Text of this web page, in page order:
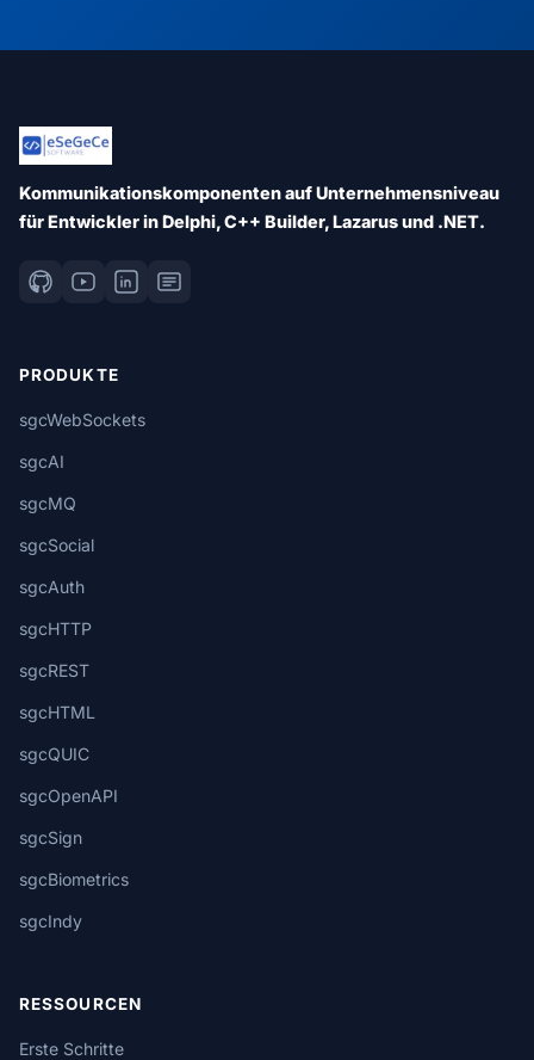
Kommunikationskomponenten auf Unternehmensniveau
für Entwickler in Delphi, C++ Builder, Lazarus und .NET.
PRODUKTE
sgcWebSockets
sgcAI
sgcMQ
sgcSocial
sgcAuth
sgcHTTP
sgcREST
sgcHTML
sgcQUIC
sgcOpenAPI
sgcSign
sgcBiometrics
sgcIndy
RESSOURCEN
Erste Schritte